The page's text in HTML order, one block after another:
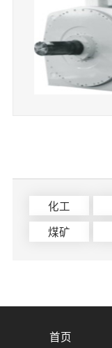
化工
煤矿
首页